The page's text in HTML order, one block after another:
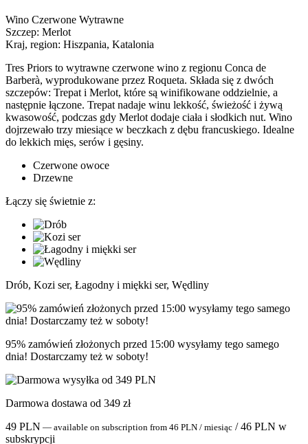
Wino Czerwone Wytrawne
Szczep: Merlot
Kraj, region: Hiszpania, Katalonia
Tres Priors to wytrawne czerwone wino z regionu Conca de
Barberà, wyprodukowane przez Roqueta. Składa się z dwóch
szczepów: Trepat i Merlot, które są winifikowane oddzielnie, a
następnie łączone. Trepat nadaje winu lekkość, świeżość i żywą
kwasowość, podczas gdy Merlot dodaje ciała i słodkich nut. Wino
dojrzewało trzy miesiące w beczkach z dębu francuskiego. Idealne
do lekkich mięs, serów i gęsiny.
Czerwone owoce
Drzewne
Łączy się świetnie z:
Drób, Kozi ser, Łagodny i miękki ser, Wędliny
95% zamówień złożonych przed 15:00 wysyłamy tego samego
dnia! Dostarczamy też w soboty!
Darmowa dostawa od 349 zł
49 PLN — available on subscription from 46 PLN / miesiąc /46 PLN w
subskrypcji